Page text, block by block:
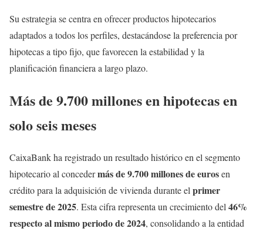
Su estrategia se centra en ofrecer productos hipotecarios
adaptados a todos los perfiles, destacándose la preferencia por
hipotecas a tipo fijo, que favorecen la estabilidad y la
planificación financiera a largo plazo.
Más de 9.700 millones en hipotecas en
solo seis meses
CaixaBank ha registrado un resultado histórico en el segmento
hipotecario al concedermás de 9.700 millones de eurosen
crédito para la adquisición de vivienda durante el primer
semestre de 2025. Esta cifra representa un crecimiento del 46%
respecto al mismo periodo de 2024, consolidando a la entidad